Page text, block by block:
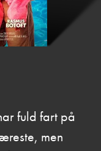
fuld fart på
men